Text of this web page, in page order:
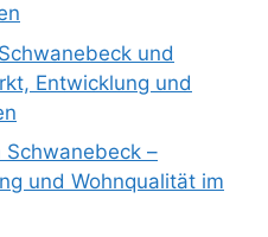
und
Entwicklung und
Schwanebeck –
und Wohnqualität im